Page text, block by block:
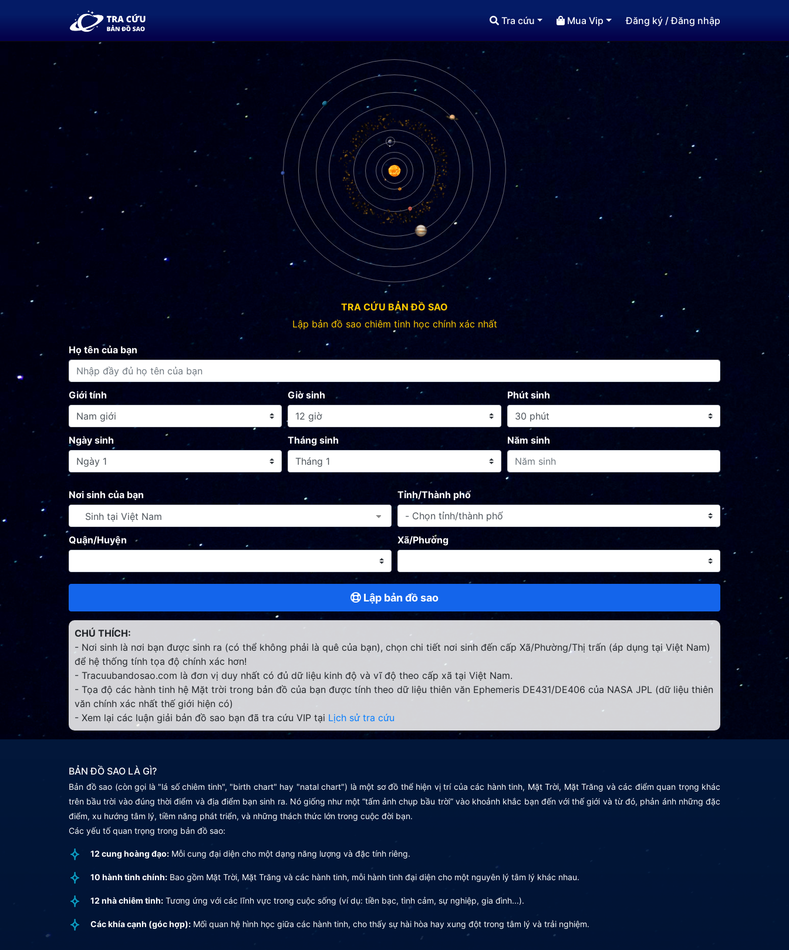
Tra cứu Mua Vip Đăng ký /Đăng nhập
TRA CỨU BẢN ĐỒ SAO
Lập bản đồ sao chiêm tinh học chính xác nhất
Họ tên của bạn
Giới tính Giờ sinh Phút sinh
Ngày sinh Tháng sinh Năm sinh
Nơi sinh của bạn
Tỉnh/Thành phố
Sinh tại Việt Nam
Quận/Huyện Xã/Phường
Lập bản đồ sao
CHÚ THÍCH:
- Nơi sinh là nơi bạn được sinh ra (có thể không phải là quê của bạn), chọn chi tiết nơi sinh đến cấp Xã/Phường/Thị trấn (áp dụng tại Việt Nam)
để hệ thống tính tọa độ chính xác hơn!
- Tracuubandosao.com là đơn vị duy nhất có đủ dữ liệu kinh độ và vĩ độ theo cấp xã tại Việt Nam.
- Tọa độ các hành tinh hệ Mặt trời trong bản đồ của bạn được tính theo dữ liệu thiên văn Ephemeris DE431/DE406 của NASA JPL (dữ liệu thiên
văn chính xác nhất thế giới hiện có)
- Xem lại các luận giải bản đồ sao bạn đã tra cứu VIP tại Lịch sử tra cứu
BẢN ĐỒ SAO LÀ GÌ?
Bản đồ sao (còn gọi là "lá số chiêm tinh", "birth chart" hay "natal chart") là một sơ đồ thể hiện vị trí của các hành tinh, Mặt Trời, Mặt Trăng và các điểm quan trọng khác
trên bầu trời vào đúng thời điểm và địa điểm bạn sinh ra. Nó giống như một “tấm ảnh chụp bầu trời” vào khoảnh khắc bạn đến với thế giới và từ đó, phản ánh những đặc
điểm, xu hướng tâm lý, tiềm năng phát triển, và những thách thức lớn trong cuộc đời bạn.
Các yếu tố quan trọng trong bản đồ sao:
12 cung hoàng đạo: Mỗi cung đại diện cho một dạng năng lượng và đặc tính riêng.
10 hành tinh chính: Bao gồm Mặt Trời, Mặt Trăng và các hành tinh, mỗi hành tinh đại diện cho một nguyên lý tâm lý khác nhau.
12 nhà chiêm tinh: Tương ứng với các lĩnh vực trong cuộc sống (ví dụ: tiền bạc, tình cảm, sự nghiệp, gia đình...).
Các khía cạnh (góc hợp): Mối quan hệ hình học giữa các hành tinh, cho thấy sự hài hòa hay xung đột trong tâm lý và trải nghiệm.